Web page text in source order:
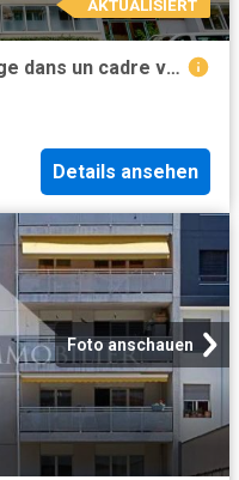
AKTUALISIERT
Profitez du charme de Carouge dans un cadre verdoyant et familial
Details ansehen
Foto anschauen